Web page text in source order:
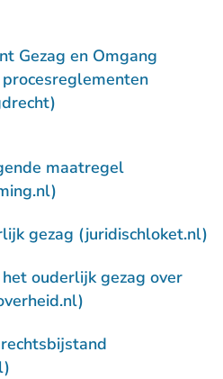
Gezag en Omgang
maatregel
gezag (juridischloket.nl)
ouderlijk gezag over